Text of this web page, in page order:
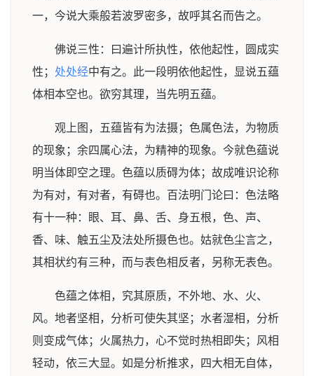
一，今说大乘般若波罗密多，故呼其名而告之。
佛说三性：曰遍计所执性，依他起性，圆成实
性； 处处经中有之。此一段明依他起性，显说五蕴
体相本空也。欲穷其理，当先明五蕴。
观上图，五蕴皆有为法摄；色属色法，为物质
的现象；余四属心法，为精神的现象。今就色蕴说
明当体即空之理。色蕴以质碍为体；故成唯识论称
为有对，有对者，有碍也。百法明门论曰：色法略
有十一种：眼、耳、鼻、舌、身五根，色、声、
香、味、触五尘及法处所摄色也。姑就色尘言之，
其相状约有三种，而与表色相反者，另称无表色。
色蕴之体相，究其原质，不外地、水、火、
风。地者坚相，分析可使失其坚；水者湿相，分析
则变成气体；火属热力，心不觉时热相即失；风相
轻动，依三大显。如是分析推求，四大相无自体，